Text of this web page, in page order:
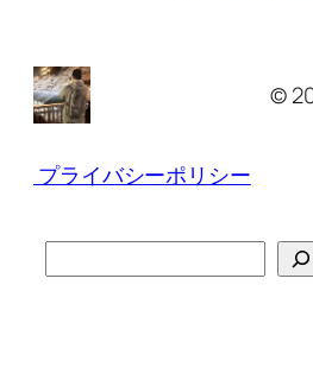
©
プライバシーポリシー
索